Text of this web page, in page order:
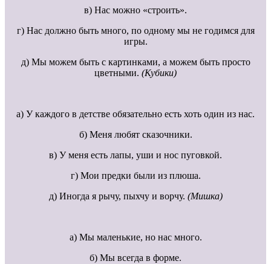
в) Нас можно «строить».
г) Нас должно быть много, по одному мы не годимся для
игры.
д) Мы можем быть с картинками, а можем быть просто
цветными. (Кубики)
а) У каждого в детстве обязательно есть хоть один из нас.
б) Меня любят сказочники.
в) У меня есть лапы, уши и нос пуговкой.
г) Мои предки были из плюша.
д) Иногда я рычу, пыхчу и ворчу. (Мишка)
а) Мы маленькие, но нас много.
б) Мы всегда в форме.